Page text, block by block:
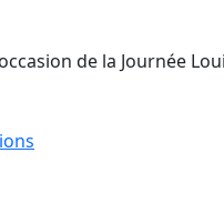
de la Journée